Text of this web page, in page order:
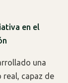
en el
una
real, capaz de